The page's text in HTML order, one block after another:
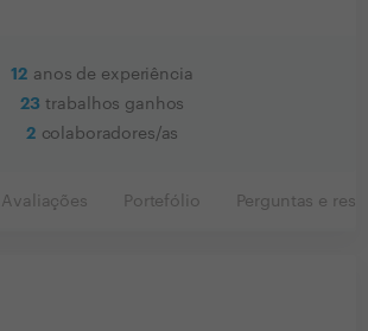
12 anos de experiência
23 trabalhos ganhos
2 colaboradores/as
Avaliações Portefólio Perguntas e